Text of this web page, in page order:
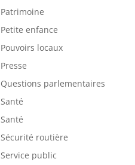
Patrimoine
Petite enfance
Pouvoirs locaux
Presse
Questions parlementaires
Santé
Santé
Sécurité routière
Service public